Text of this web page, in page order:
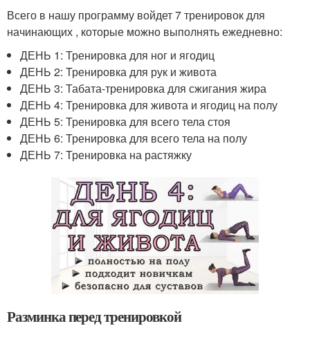
Всего в нашу программу войдет 7 тренировок для
начинающих , которые можно выполнять ежедневно:
ДЕНЬ 1: Тренировка для ног и ягодиц
ДЕНЬ 2: Тренировка для рук и живота
ДЕНЬ 3: Табата-тренировка для сжигания жира
ДЕНЬ 4: Тренировка для живота и ягодиц на полу
ДЕНЬ 5: Тренировка для всего тела стоя
ДЕНЬ 6: Тренировка для всего тела на полу
ДЕНЬ 7: Тренировка на растяжку
Разминка перед тренировкой